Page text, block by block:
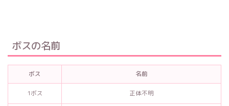
ボスの名前
ボス 名前
1ボス 正体不明